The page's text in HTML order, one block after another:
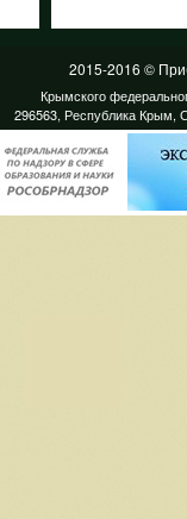
2015-2016 ©
Крымского
296563, Республика Крым,